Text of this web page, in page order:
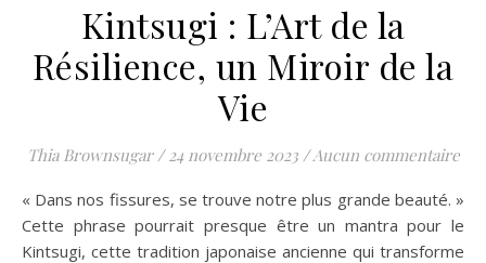
Kintsugi : L’Art de la
Résilience, un Miroir de la
Vie
Thia Brownsugar / 24 novembre 2023 /Aucun commentaire
« Dans nos fissures, se trouve notre plus grande beauté. »
Cette phrase pourrait presque être un mantra pour le
Kintsugi, cette tradition japonaise ancienne qui transforme